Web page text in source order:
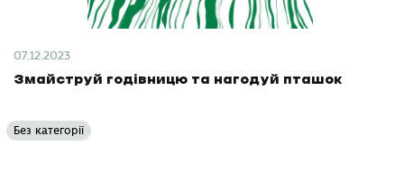
07.12.2023
Змайструй годівницю та нагодуй пташок
Без категорії